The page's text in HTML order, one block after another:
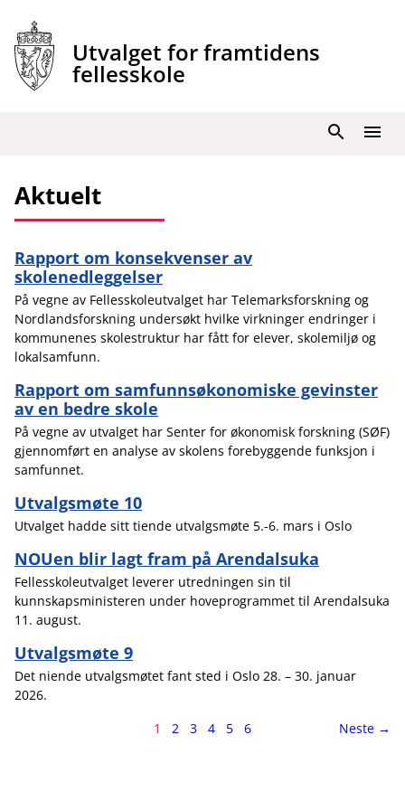
innhold
Utvalget for framtidens
fellesskole
Meny
Søk
Aktuelt
Rapport om konsekvenser av
skolenedleggelser
På vegne av Fellesskoleutvalget har Telemarksforskning og
Nordlandsforskning undersøkt hvilke virkninger endringer i
kommunenes skolestruktur har fått for elever, skolemiljø og
lokalsamfunn.
Rapport om samfunnsøkonomiske gevinster
av en bedre skole
På vegne av utvalget har Senter for økonomisk forskning (SØF)
gjennomført en analyse av skolens forebyggende funksjon i
samfunnet.
Utvalgsmøte 10
Utvalget hadde sitt tiende utvalgsmøte 5.-6. mars i Oslo
NOUen blir lagt fram på Arendalsuka
Fellesskoleutvalget leverer utredningen sin til
kunnskapsministeren under hoveprogrammet til Arendalsuka
11. august.
Utvalgsmøte 9
Det niende utvalgsmøtet fant sted i Oslo 28. – 30. januar
2026.
1 2 3 4 5 6 Neste side
→